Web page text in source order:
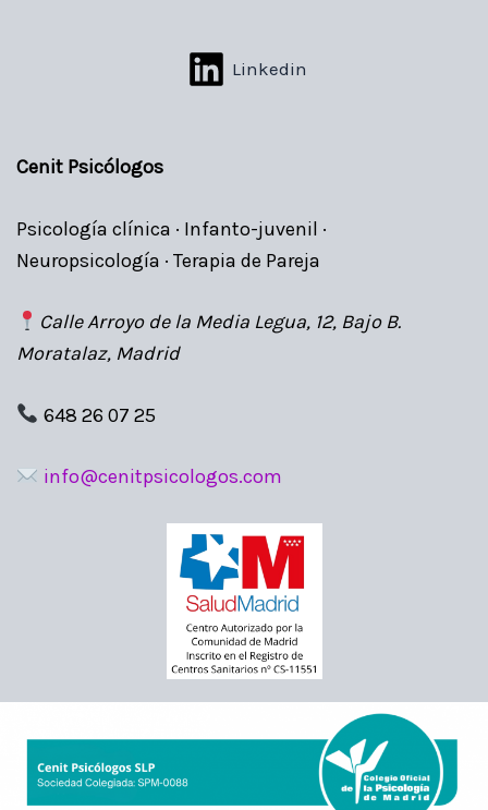
Linkedin
Cenit Psicólogos
Psicología clínica · Infanto-juvenil ·
Neuropsicología · Terapia de Pareja
Calle Arroyo de la Media Legua, 12, Bajo B.
Moratalaz, Madrid
648 26 07 25
info@cenitpsicologos.com